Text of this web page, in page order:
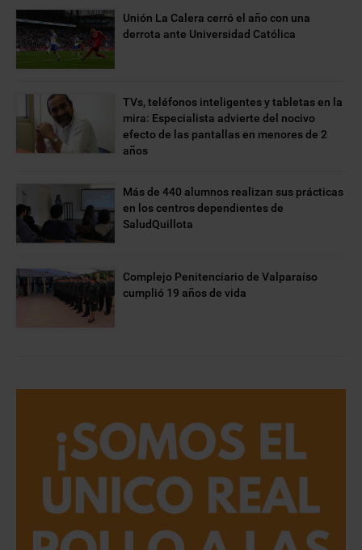
Unión La Calera cerró el año con una
derrota ante Universidad Católica
TVs, teléfonos inteligentes y tabletas en la
mira: Especialista advierte del nocivo
efecto de las pantallas en menores de 2
años
Más de 440 alumnos realizan sus prácticas
en los centros dependientes de
SaludQuillota
Complejo Penitenciario de Valparaíso
cumplió 19 años de vida